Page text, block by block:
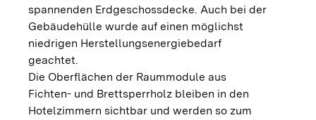
spannenden Erdgeschossdecke. Auch bei der
Gebäudehülle wurde auf einen möglichst
niedrigen Herstellungsenergiebedarf
geachtet.
Die Oberflächen der Raummodule aus
Fichten- und Brettsperrholz bleiben in den
Hotelzimmern sichtbar und werden so zum